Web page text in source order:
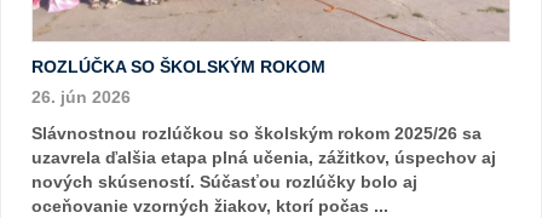
ROZLÚČKA SO ŠKOLSKÝM ROKOM
26. jún 2026
Slávnostnou rozlúčkou so školským rokom 2025/26 sa
uzavrela ďalšia etapa plná učenia, zážitkov, úspechov aj
nových skúseností. Súčasťou rozlúčky bolo aj
oceňovanie vzorných žiakov, ktorí počas ...